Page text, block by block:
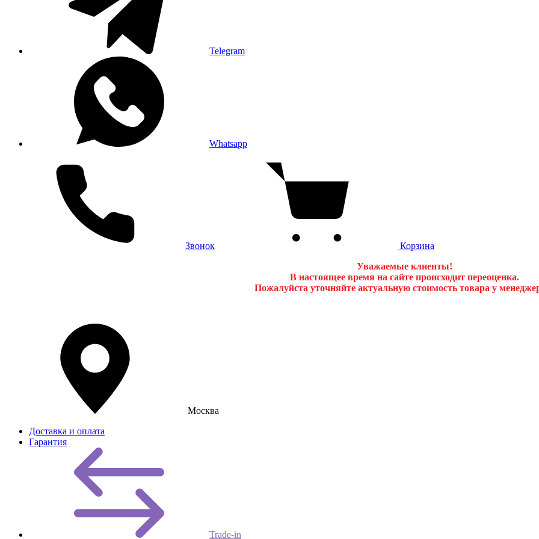
Telegram
Whatsapp
Звонок
Корзина
Уважаемые клиенты!
В настоящее время на сайте происходит переоценка.
Пожалуйста уточняйте актуальную стоимость товара у
Москва
Доставка и оплата
Гарантия
Trade-in